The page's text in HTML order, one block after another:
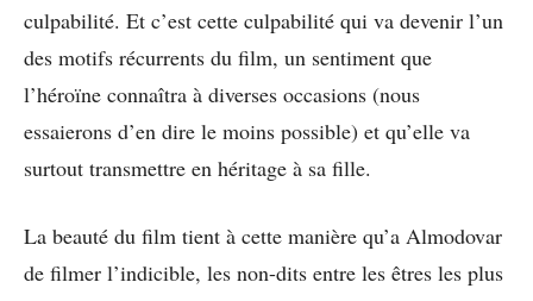
culpabilité. Et c’est cette culpabilité qui va devenir l’un
des motifs récurrents du film, un sentiment que
l’héroïne connaîtra à diverses occasions (nous
essaierons d’en dire le moins possible) et qu’elle va
surtout transmettre en héritage à sa fille.
La beauté du film tient à cette manière qu’a Almodovar
de filmer l’indicible, les non-dits entre les êtres les plus